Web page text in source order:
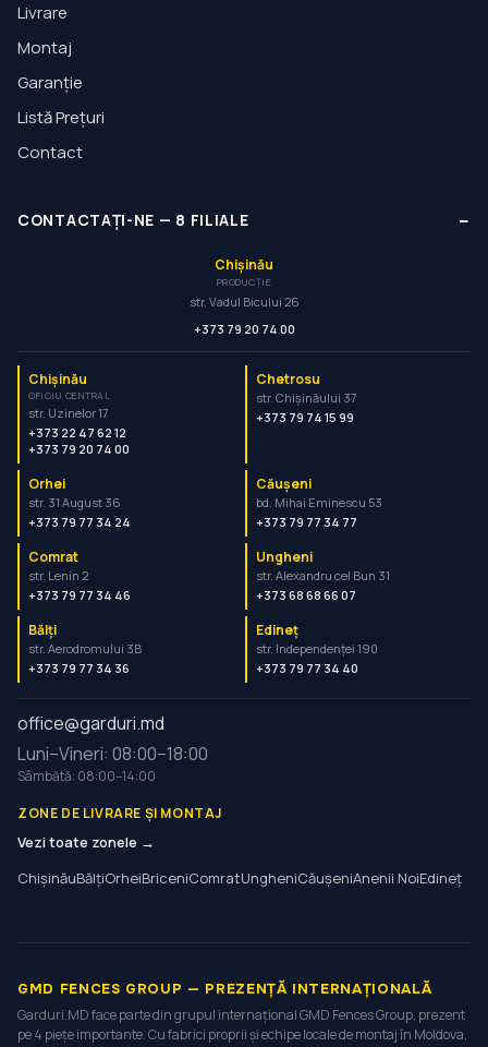
Livrare
Montaj
Garanție
Listă Prețuri
Contact
CONTACTAȚI-NE — 8 FILIALE −
Chișinău
PRODUCȚIE
str. Vadul Bicului 26
+373 79 20 74 00
Chișinău
OFICIU CENTRAL
str. Uzinelor 17
+373 22 47 62 12
+373 79 20 74 00
Chetrosu
str. Chișinăului 37
+373 79 74 15 99
Orhei
str. 31 August 36
+373 79 77 34 24
Căușeni
bd. Mihai Eminescu 53
+373 79 77 34 77
Comrat
str. Lenin 2
+373 79 77 34 46
Ungheni
str. Alexandru cel Bun 31
+373 68 68 66 07
Bălți
str. Aerodromului 3B
+373 79 77 34 36
Edineț
str. Independenței 190
+373 79 77 34 40
office@garduri.md
Luni–Vineri: 08:00–18:00
Sâmbătă: 08:00–14:00
ZONE DE LIVRARE ȘI MONTAJ
Vezi toate zonele →
ChișinăuBălțiOrheiBriceniComratUngheniCăușeniAnenii NoiEdineț
GMD FENCES GROUP — PREZENȚĂ INTERNAȚIONALĂ
Garduri.MD face parte din grupul internațional GMD Fences Group, prezent
pe 4 piețe importante. Cu fabrici proprii și echipe locale de montaj în Moldova,